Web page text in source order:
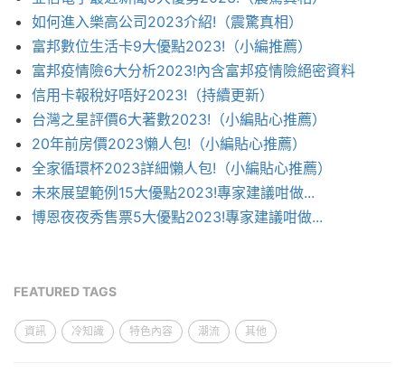
如何進入樂高公司2023介紹!（震驚真相）
富邦數位生活卡9大優點2023!（小編推薦）
富邦疫情險6大分析2023!內含富邦疫情險絕密資料
信用卡報稅好唔好2023!（持續更新）
台灣之星評價6大著數2023!（小編貼心推薦）
20年前房價2023懶人包!（小編貼心推薦）
全家循環杯2023詳細懶人包!（小編貼心推薦）
未來展望範例15大優點2023!專家建議咁做...
博恩夜夜秀售票5大優點2023!專家建議咁做...
FEATURED TAGS
資訊 冷知識 特色內容 潮流 其他